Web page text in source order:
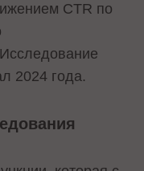
CTR по
2024 года.